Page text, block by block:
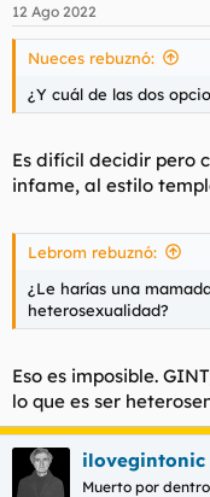
e
s
12 Ago 2022
Nueces rebuznó:
¿Y cuál de las dos
Es difícil decidir pero
infame, al estilo
Lebrom rebuznó:
¿Le harías una
heterosexualidad?
Eso es imposible.
lo que es ser
ilovegintonic
Muerto por